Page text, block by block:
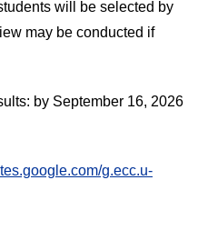
will be selected by
may be conducted if
by September 16, 2026
g.ecc.u-